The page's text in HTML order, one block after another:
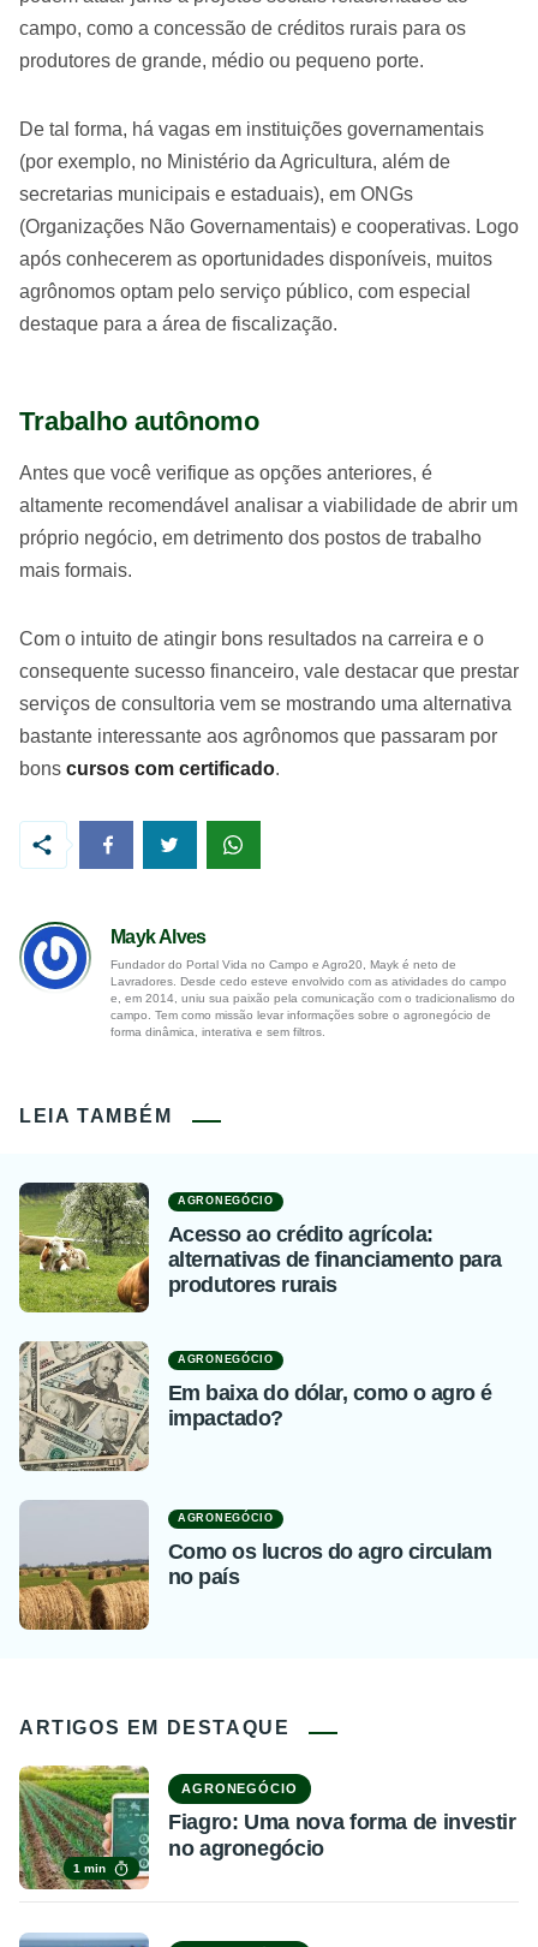
campo, como a concessão de créditos rurais para os
produtores de grande, médio ou pequeno porte.
De tal forma, há vagas em instituições governamentais
(por exemplo, no Ministério da Agricultura, além de
secretarias municipais e estaduais), em ONGs
(Organizações Não Governamentais) e cooperativas. Logo
após conhecerem as oportunidades disponíveis, muitos
agrônomos optam pelo serviço público, com especial
destaque para a área de fiscalização.
Trabalho autônomo
Antes que você verifique as opções anteriores, é
altamente recomendável analisar a viabilidade de abrir um
próprio negócio, em detrimento dos postos de trabalho
mais formais.
Com o intuito de atingir bons resultados na carreira e o
consequente sucesso financeiro, vale destacar que prestar
serviços de consultoria vem se mostrando uma alternativa
bastante interessante aos agrônomos que passaram por
bons cursos com certificado.
Mayk Alves
Fundador do Portal Vida no Campo e Agro20, Mayk é neto de
Lavradores. Desde cedo esteve envolvido com as atividades do campo
e, em 2014, uniu sua paixão pela comunicação com o tradicionalismo do
campo. Tem como missão levar informações sobre o agronegócio de
forma dinâmica, interativa e sem filtros.
LEIA TAMBÉM
AGRONEGÓCIO
Acesso ao crédito agrícola:
alternativas de financiamento para
produtores rurais
AGRONEGÓCIO
Em baixa do dólar, como o agro é
impactado?
AGRONEGÓCIO
Como os lucros do agro circulam
no país
ARTIGOS EM DESTAQUE
1 min
AGRONEGÓCIO
Fiagro: Uma nova forma de investir
no agronegócio